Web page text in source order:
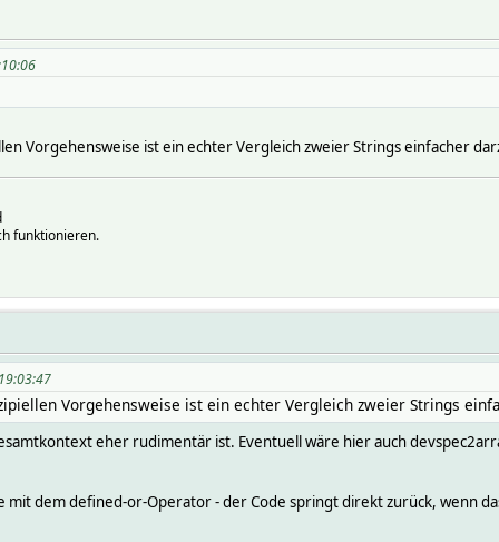
Vorgehensweise ist ein echter Vergleich zweier Strings einfacher
funktionieren.
Vorgehensweise ist ein echter Vergleich zweier Strings
eher rudimentär ist. Eventuell wäre hier auch
mit dem defined-or-Operator - der Code springt direkt zurück, wenn